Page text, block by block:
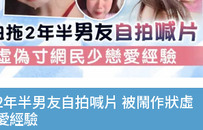
半男友自拍喊片 被鬧作狀虛
經驗